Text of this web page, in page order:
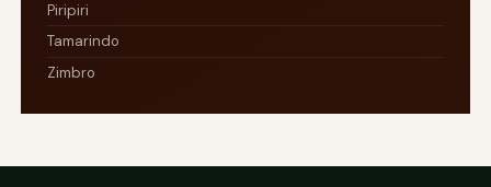
Piripiri
Tamarindo
Zimbro